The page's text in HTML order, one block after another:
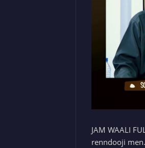
JAM WAALI
renndooji